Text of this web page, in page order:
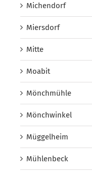
Michendorf
Miersdorf
Mitte
Moabit
Mönchmühle
Mönchwinkel
Müggelheim
Mühlenbeck